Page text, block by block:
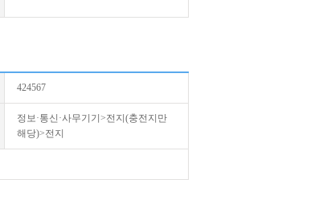
424567
정보·통신·사무기기>전지(충전지만
해당)>전지